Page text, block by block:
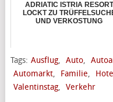
ADRIATIC ISTRIA RESORT
LOCKT ZU
UND VERKOSTUNG
Tags: Ausflug, Auto,
Automarkt, Familie,
Valentinstag, Verkehr